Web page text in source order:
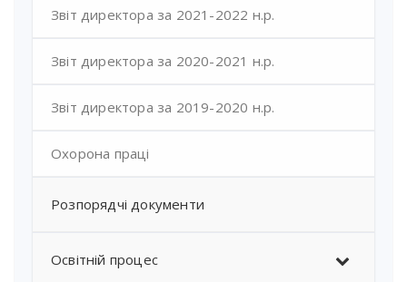
Звіт директора за 2021-2022 н.р.
Звіт директора за 2020-2021 н.р.
Звіт директора за 2019-2020 н.р.
Охорона праці
Розпорядчі документи
Освітній процес